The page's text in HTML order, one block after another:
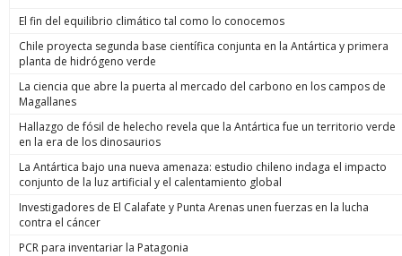
El fin del equilibrio climático tal como lo conocemos
Chile proyecta segunda base científica conjunta en la Antártica y primera
planta de hidrógeno verde
La ciencia que abre la puerta al mercado del carbono en los campos de
Magallanes
Hallazgo de fósil de helecho revela que la Antártica fue un territorio verde
en la era de los dinosaurios
La Antártica bajo una nueva amenaza: estudio chileno indaga el impacto
conjunto de la luz artificial y el calentamiento global
Investigadores de El Calafate y Punta Arenas unen fuerzas en la lucha
contra el cáncer
PCR para inventariar la Patagonia